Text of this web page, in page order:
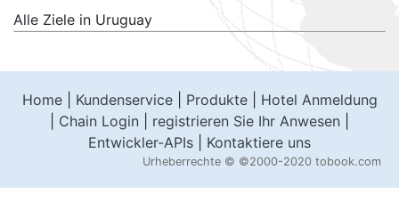
Alle Ziele in Uruguay
Home| Kundenservice| Produkte| Hotel Anmeldung
Chain Login registrieren Sie Ihr Anwesen
Entwickler-APIs
Kontaktiere uns
Urheberrechte © ©2000-2020 tobook.com